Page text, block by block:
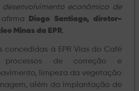
econômico de
Diogo Santiago, diretor-
Minas da EPR.
concedidas à EPR Vias do Café
processos de correção e
limpeza da vegetação
além da implantação de